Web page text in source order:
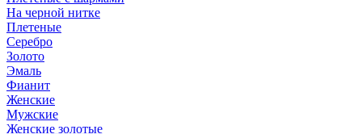
На черной нитке
Плетеные
Серебро
Золото
Эмаль
Фианит
Женские
Мужские
Женские золотые